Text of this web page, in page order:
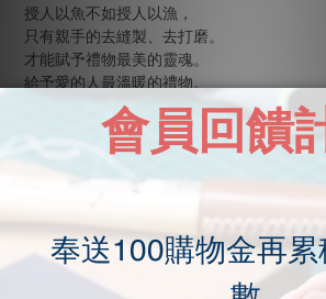
授人以魚不如授人以漁，
只有親手的去縫製、去打磨。
才能賦予禮物最美的靈魂。
給予愛的人最溫暖的禮物。
／商品規格／
- 顏色: 多色選擇
- 規格:眼鏡盒材料套裝x1 砂紙x1 白膠x1 線
x1 客製化刻字x1
我們將提供手作所需的所有工具，並輔以網
讓你可以在家便能親手為所愛的人製作出最